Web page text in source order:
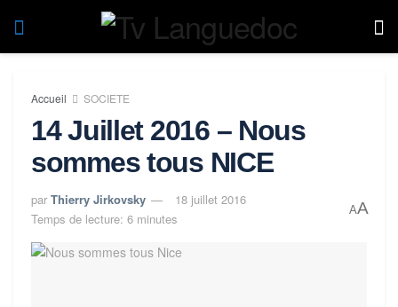
Accueil SOCIETE
14 Juillet 2016 – Nous
sommes tous NICE
par Thierry Jirkovsky
18 juillet 2016
Temps de lecture: 6 minutes
AA